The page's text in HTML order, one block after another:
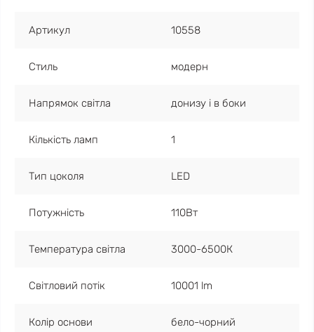
Артикул 10558
Стиль модерн
Напрямок світла донизу і в боки
Кількість ламп 1
Тип цоколя LED
Потужність 110Вт
Температура світла 3000-6500К
Світловий потік 10001 lm
Колір основи бело-чорний